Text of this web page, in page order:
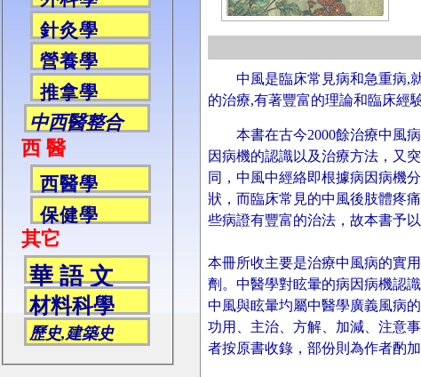
針灸學
營養學
推拿學
中西醫整合
西 醫
西醫學
保健學
其它
華 語 文
材料科學
歷史,建築史
中風是臨床常見病和急重病,
的治療,有著豐富的理論和臨床經
本書在古今2000餘治療中風病
因病機的認識以及治療方法，又
同，中風中經絡即根據病因病機
狀，而臨床常見的中風後肢體疼
些病證有豐富的治法，故本書予以
本冊所收主要是治療中風病的實
劑。中醫學對眩暈的病因病機認
中風與眩暈圴屬中醫學廣義風病
功用、主治、方解、加減、注意
者按原書收錄，部份則為作者酌